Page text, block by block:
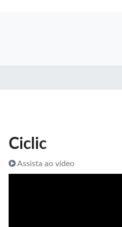
Ciclic
Assista ao vídeo